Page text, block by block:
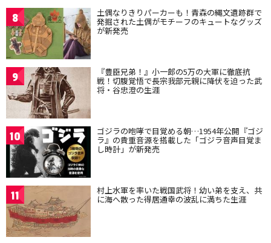
8 土偶なりきりパーカーも！青森の縄文遺跡群で
発掘された土偶がモチーフのキュートなグッズ
が新発売
9 『豊臣兄弟！』小一郎の5万の大軍に徹底抗
戦！切腹覚悟で長宗我部元親に降伏を迫った武
将・谷忠澄の生涯
10 ゴジラの咆哮で目覚める朝…1954年公開『ゴジ
ラ』の貴重音源を搭載した「ゴジラ音声目覚ま
し時計」が新発売
11 村上水軍を率いた戦国武将！幼い弟を支え、共
に海へ散った得居通幸の波乱に満ちた生涯